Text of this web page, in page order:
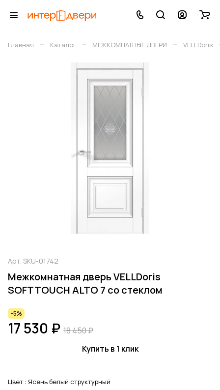
Главная – Каталог – МЕЖКОМНАТНЫЕ ДВЕРИ – VELLDoris
Арт. SKU-01742
Межкомнатная дверь VELLDoris
SOFTTOUCH ALTO 7 со стеклом
-5%
17 530 ₽ 18 450 ₽
Купить в 1 клик
Цвет : Ясень белый структурный